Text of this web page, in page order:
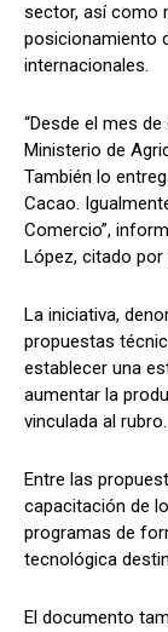
sector, así como
posicionamiento
internacionales.
“Desde el mes
Ministerio de
También lo
Cacao.
Comercio”,
López, citado
La iniciativa,
propuestas
establecer una
aumentar la
vinculada al rubro.
Entre las
capacitación de
programas de
tecnológica
El documento